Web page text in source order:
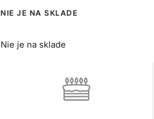
NIE JE NA SKLADE
Nie je na sklade